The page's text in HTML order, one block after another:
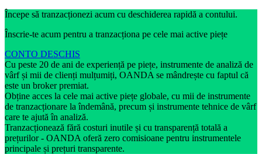
Începe să tranzacționezi acum cu deschiderea rapidă a contului.
Înscrie-te acum pentru a tranzacționa pe cele mai active piețe
CONTO DESCHIS
Cu peste 20 de ani de experiență pe piețe, instrumente de analiză de
vârf și mii de clienți mulțumiți, OANDA se mândrește cu faptul că
este un broker premiat.
Obține acces la cele mai active piețe globale, cu mii de instrumente
de tranzacționare la îndemână, precum și instrumente tehnice de vârf
care te ajută în analiză.
Tranzacționează fără costuri inutile și cu transparență totală a
prețurilor - OANDA oferă zero comisioane pentru instrumentele
principale și prețuri transparente.